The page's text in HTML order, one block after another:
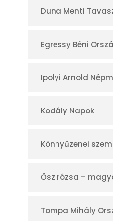
r
Duna Menti
Egressy Béni
Ipolyi Arnold
Kodály Napok
Könnyűzenei
Őszirózsa –
Tompa Mihály